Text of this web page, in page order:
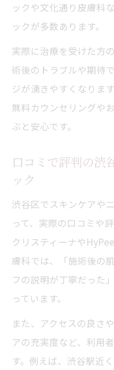
ックや文化通り皮膚科
ックが多数あります。
実際に治療を受けた方
術後のトラブルや期待
ジが湧きやすくなりま
無料カウンセリングや
ぶと安心です。
口コミで評判の渋
ック
渋谷区でスキンケアや
って、実際の口コミや
クリスティーナや
膚科では、「施術後の
フの説明が丁寧だった
っています。
また、アクセスの良さ
アの充実度など、利用
す。例えば、渋谷駅近